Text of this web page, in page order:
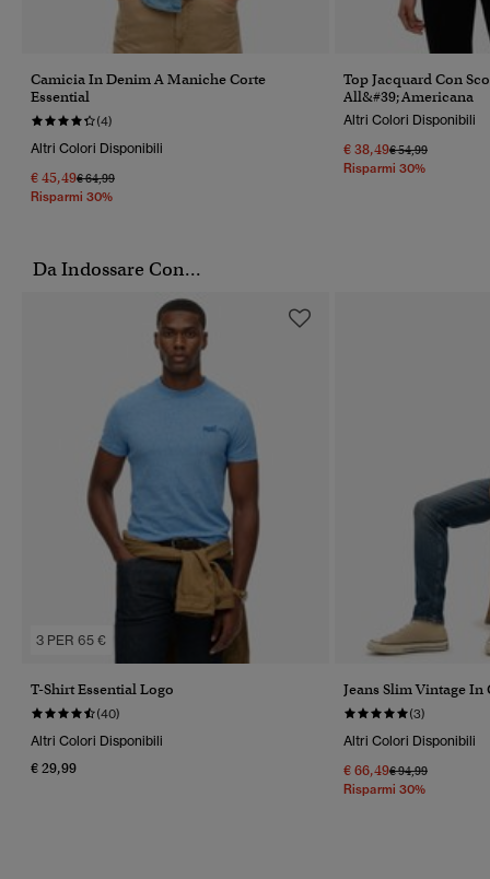
Camicia In Denim A Maniche Corte
Essential
(4)
Altri Colori Disponibili
€ 45,49Prezzo Ridotto Da
€ 64,99A
Risparmi 30%
Top Jacquard Con
All&#39;americana
Altri Colori Disponibili
€ 38,49Prezzo Ridotto Da
€ 54,99A
Risparmi 30%
Da Indossare Con...
3 PER 65 €
T-Shirt Essential Logo
(40)
Altri Colori Disponibili
€ 29,99
Jeans Slim Vintage
(3)
Altri Colori Disponibili
€ 66,49Prezzo Ridotto Da
€ 94,99A
Risparmi 30%